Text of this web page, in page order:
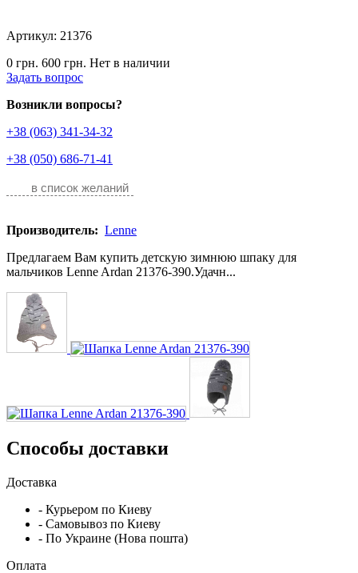
Артикул: 21376
0 грн. 600 грн. Нет в наличии
Задать вопрос
Возникли вопросы?
+38 (063) 341-34-32
+38 (050) 686-71-41
в список желаний
Производитель: Lenne
Предлагаем Вам купить детскую зимнюю шпаку для
мальчиков Lenne Ardan 21376-390.Удачн...
Способы доставки
Доставка
- Курьером по Киеву
- Самовывоз по Киеву
- По Украине (Нова пошта)
Оплата